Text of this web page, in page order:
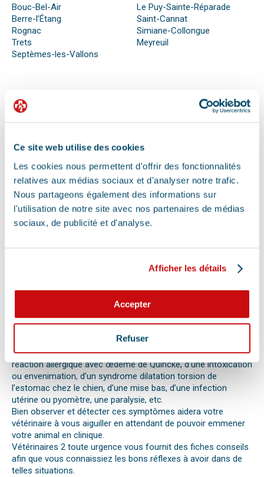
Ce site web utilise des cookies
Les cookies nous permettent d'offrir des fonctionnalités
relatives aux médias sociaux et d'analyser notre trafic.
Nous partageons également des informations sur
l'utilisation de notre site avec nos partenaires de médias
sociaux, de publicité et d'analyse.
Afficher les détails
Accepter
Refuser
Bouc-Bel-Air
Berre-l’Étang
Rognac
Trets
Septèmes-les-Vallons
Le Puy-Sainte-Réparade
Saint-Cannat
Simiane-Collongue
Meyreuil
QUE FAIRE EN CAS D’URGENCE ?
préparer totalement à ce type d’événement, certains gestes
peuvent être salvateurs.
Ainsi, le premier réflexe à avoir dans une telle situation est de
contacter le vétérinaire de garde ou la clinique d’urgence
vétérinaire la plus proche de votre domicile. Il est important
également de ne pas paniquer et de vous assurer de la
sécurité de votre animal pour ne pas empirer la situation.
la situation à un professionnel, il faut faire attention aux
vomissements, constipations ou diarrhées, une blessure, une
perte d’appétit soudaine sont autant de signes visibles que
votre chat, chien ou autre nouvel animal de compagnie ne va
pas bien.
Différentes causes peuvent être à l’origine d’une urgence pour
votre compagnon. Il peut s’agir en effet d’un épillet, d’une
réaction allergique avec œdème de Quincke, d’une intoxication
ou envenimation, d’un syndrome dilatation torsion de
l’estomac chez le chien, d’une mise bas, d’une infection
utérine ou pyomètre, une paralysie, etc.
Bien observer et détecter ces symptômes aidera votre
vétérinaire à vous aiguiller en attendant de pouvoir emmener
votre animal en clinique.
Vétérinaires 2 toute urgence vous fournit des fiches conseils
afin que vous connaissiez les bons réflexes à avoir dans de
telles situations.